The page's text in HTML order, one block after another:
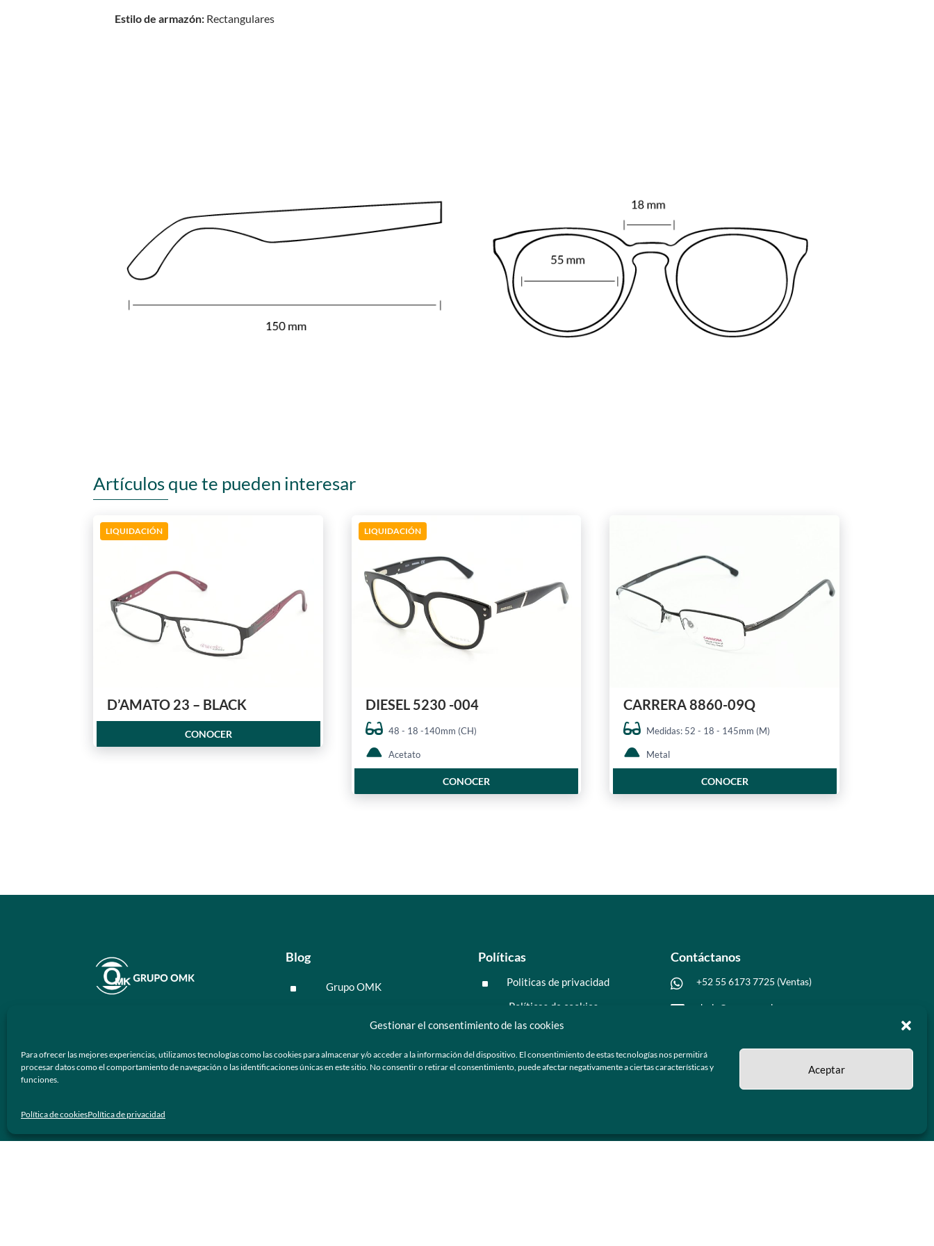
Gestionar el consentimiento de las cookies
Para ofrecer las mejores experiencias, utilizamos tecnologías como las cookies para almacenar y/o acceder a la información del dispositivo. El consentimiento de estas tecnologías nos permitirá
procesar datos como el comportamiento de navegación o las identificaciones únicas en este sitio. No consentir o retirar el consentimiento, puede afectar negativamente a ciertas características y
funciones.
Aceptar
Política de cookiesPolítica de privacidad
Estilo de armazón: Rectangulares
Artículos que te pueden interesar
LIQUIDACIÓN
D’AMATO 23 – BLACK
CONOCER
LIQUIDACIÓN
DIESEL 5230 -004
48 - 18 -140mm (CH)
Acetato
CONOCER
CARRERA 8860-09Q
Medidas: 52 - 18 - 145mm (M)
Metal
CONOCER
ópticos y lentes de sol de calidad y
prestigio a los negocios ópticos en
Blog
^ Grupo OMK
^ Tecnología
Políticas
^ Politicas de privacidad
Políticas de cookies
Preguntas frecuentes
Contáctanos
 +52 55 6173 7725 (Ventas)
 hola@grupo-omk.com